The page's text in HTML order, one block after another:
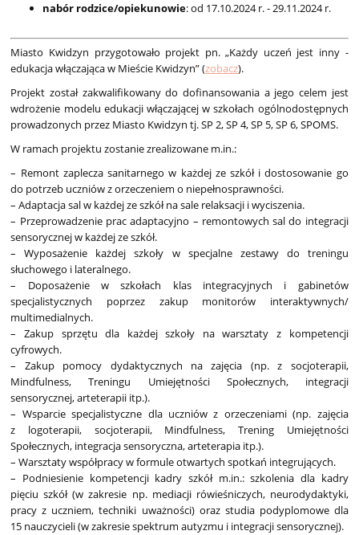
nabór rodzice/opiekunowie: od 17.10.2024 r. - 29.11.2024 r.
Miasto Kwidzyn przygotowało projekt pn. „Każdy uczeń jest inny -
edukacja włączająca w Mieście Kwidzyn” (zobacz).
Projekt został zakwalifikowany do dofinansowania a jego celem jest
wdrożenie modelu edukacji włączającej w szkołach ogólnodostępnych
prowadzonych przez Miasto Kwidzyn tj. SP 2, SP 4, SP 5, SP 6, SPOMS.
W ramach projektu zostanie zrealizowane m.in.:
– Remont zaplecza sanitarnego w każdej ze szkół i dostosowanie go
do potrzeb uczniów z orzeczeniem o niepełnosprawności.
– Adaptacja sal w każdej ze szkół na sale relaksacji i wyciszenia.
– Przeprowadzenie prac adaptacyjno – remontowych sal do integracji
sensorycznej w każdej ze szkół.
– Wyposażenie każdej szkoły w specjalne zestawy do treningu
słuchowego i lateralnego.
– Doposażenie w szkołach klas integracyjnych i gabinetów
specjalistycznych poprzez zakup monitorów interaktywnych/
multimedialnych.
– Zakup sprzętu dla każdej szkoły na warsztaty z kompetencji
cyfrowych.
– Zakup pomocy dydaktycznych na zajęcia (np. z socjoterapii,
Mindfulness, Treningu Umiejętności Społecznych, integracji
sensorycznej, arteterapii itp.).
– Wsparcie specjalistyczne dla uczniów z orzeczeniami (np. zajęcia
z logoterapii, socjoterapii, Mindfulness, Trening Umiejętności
Społecznych, integracja sensoryczna, arteterapia itp.).
– Warsztaty współpracy w formule otwartych spotkań integrujących.
– Podniesienie kompetencji kadry szkół m.in.: szkolenia dla kadry
pięciu szkół (w zakresie np. mediacji rówieśniczych, neurodydaktyki,
pracy z uczniem, techniki uważności) oraz studia podyplomowe dla
15 nauczycieli (w zakresie spektrum autyzmu i integracji sensorycznej).